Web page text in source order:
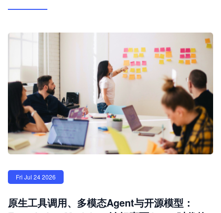
Fri Jul 24 2026
原生工具调用、多模态Agent与开源模型：